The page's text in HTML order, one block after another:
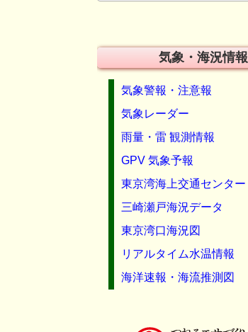
気象・海況情報
気象警報・注意報
気象レーダー
雨量・雷 観測情報
GPV 気象予報
東京湾海上交通センター
三崎瀬戸海況データ
東京湾口海況図
リアルタイム水温情報
海洋速報・海流推測図